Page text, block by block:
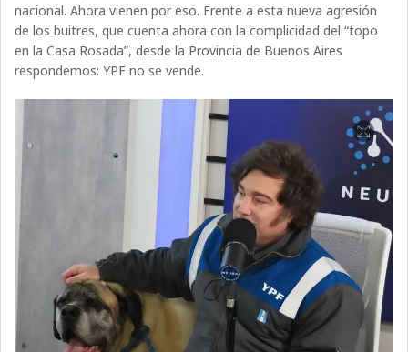
nacional. Ahora vienen por eso. Frente a esta nueva agresión
de los buitres, que cuenta ahora con la complicidad del “topo
en la Casa Rosada”, desde la Provincia de Buenos Aires
respondemos: YPF no se vende.